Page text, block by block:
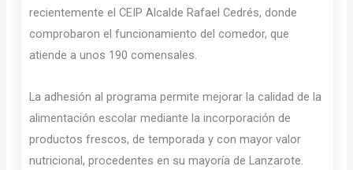
recientemente el CEIP Alcalde Rafael Cedrés, donde
comprobaron el funcionamiento del comedor, que
atiende a unos 190 comensales.
La adhesión al programa permite mejorar la calidad de la
alimentación escolar mediante la incorporación de
productos frescos, de temporada y con mayor valor
nutricional, procedentes en su mayoría de Lanzarote.